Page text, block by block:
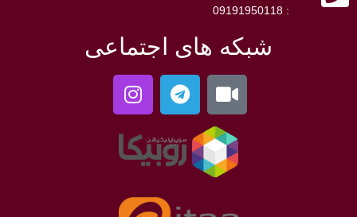
: 09191950118
شبکه های اجتماعی